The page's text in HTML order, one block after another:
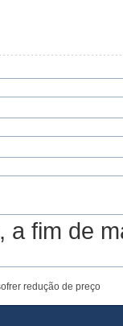
redução de preço